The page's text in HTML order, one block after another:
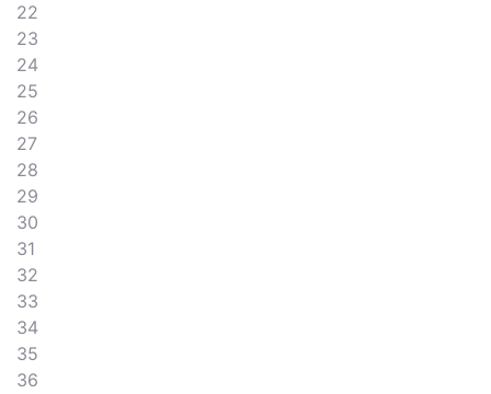
22
23
24
25
26
27
28
29
30
31
32
33
34
35
36